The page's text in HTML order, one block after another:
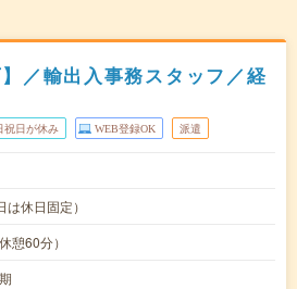
】／輸出入事務スタッフ／経
祝日が休み WEB登録OK 派遣
休日固定）
憩60分）